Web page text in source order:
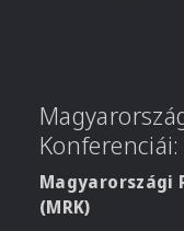
Konferenciái:
Magyarországi
(MRK)